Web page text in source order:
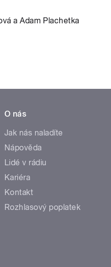
a Adam Plachetka
O nás
Jak nás naladíte
Nápověda
Lidé v rádiu
Kariéra
Kontakt
Rozhlasový poplatek